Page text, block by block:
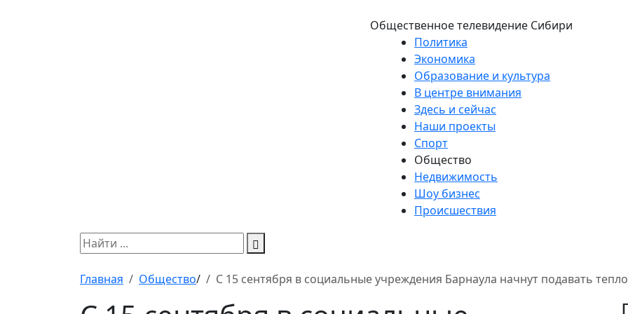
Общественное телевидение Сибири
Политика
Экономика
Образование и культура
В центре внимания
Здесь и сейчас
Наши проекты
Спорт
Общество
Недвижимость
Шоу бизнес
Происшествия
Главная Общество/ С 15 сентября в социальные учреждения Барнаула начнут подавать тепло